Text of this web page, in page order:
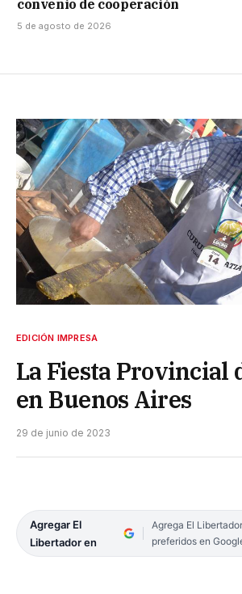
convenio de cooperación
5 de agosto de 2026
EDICIÓN IMPRESA
La Fiesta Provincial
en Buenos Aires
29 de junio de 2023
Agregar El
Libertador en
Agrega El
preferidos en